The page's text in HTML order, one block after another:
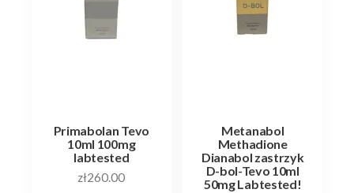
Primabolan Tevo
10ml 100mg
labtested
zł260.00
Metanabol
Methadione
Dianabol zastrzyk
D-bol-Tevo 10ml
50mg Labtested!